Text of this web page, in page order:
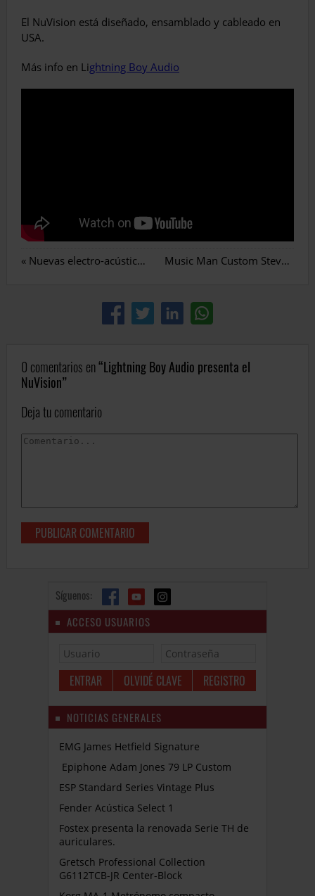
El NuVision está diseñado, ensamblado y cableado en
USA.
Más info en Lightning Boy Audio
« Nuevas electro-acústicas Yamaha APX600 & CPX600 Music Man Custom Steve Lukather Signature Luke III
0 comentarios en Lightning Boy Audio presenta el
NuVision
Deja tu comentario
Síguenos:
ACCESO USUARIOS
OLVIDÉ CLAVE REGISTRO
NOTICIAS GENERALES
EMG James Hetfield Signature
Epiphone Adam Jones 79 LP Custom
ESP Standard Series Vintage Plus
Fender Acústica Select 1
Fostex presenta la renovada Serie TH de
auriculares.
Gretsch Professional Collection
G6112TCB-JR Center-Block